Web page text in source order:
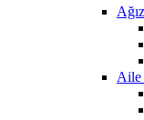
Aile